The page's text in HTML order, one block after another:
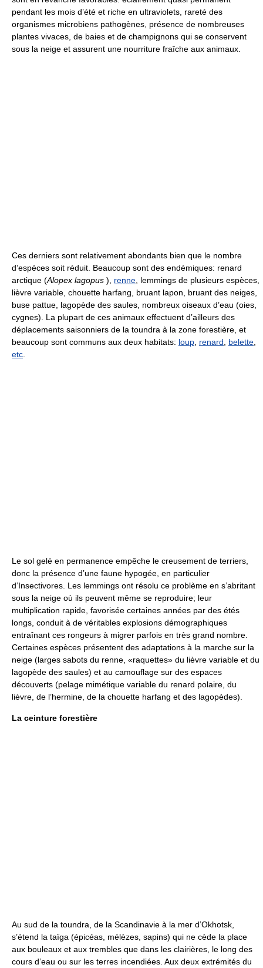
pendant les mois d’été et riche en ultraviolets, rareté des
organismes microbiens pathogènes, présence de nombreuses
plantes vivaces, de baies et de champignons qui se conservent
sous la neige et assurent une nourriture fraîche aux animaux.
Ces derniers sont relativement abondants bien que le nombre
d’espèces soit réduit. Beaucoup sont des endémiques: renard
arctique (Alopex lagopus ), renne , lemmings de plusieurs espèces,
lièvre variable, chouette harfang, bruant lapon, bruant des neiges,
buse pattue, lagopède des saules, nombreux oiseaux d’eau (oies,
cygnes). La plupart de ces animaux effectuent d’ailleurs des
déplacements saisonniers de la toundra à la zone forestière, et
beaucoup sont communs aux deux habitats: loup renard belette
etc
Le sol gelé en permanence empêche le creusement de terriers,
donc la présence d’une faune hypogée, en particulier
d’Insectivores. Les lemmings ont résolu ce problème en s’abritant
sous la neige où ils peuvent même se reproduire; leur
multiplication rapide, favorisée certaines années par des étés
longs, conduit à de véritables explosions démographiques
entraînant ces rongeurs à migrer parfois en très grand nombre.
Certaines espèces présentent des adaptations à la marche sur la
neige (larges sabots du renne, «raquettes» du lièvre variable et du
lagopède des saules) et au camouflage sur des espaces
découverts (pelage mimétique variable du renard polaire, du
lièvre, de l’hermine, de la chouette harfang et des lagopèdes).
La ceinture forestière
Au sud de la toundra, de la Scandinavie à la mer d’Okhotsk,
s’étend la taïga (épicéas, mélèzes, sapins) qui ne cède la place
aux bouleaux et aux trembles que dans les clairières, le long des
cours d’eau ou sur les terres incendiées. Aux deux extrémités du